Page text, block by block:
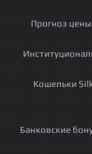
Прогноз
Кошельки
Банковские